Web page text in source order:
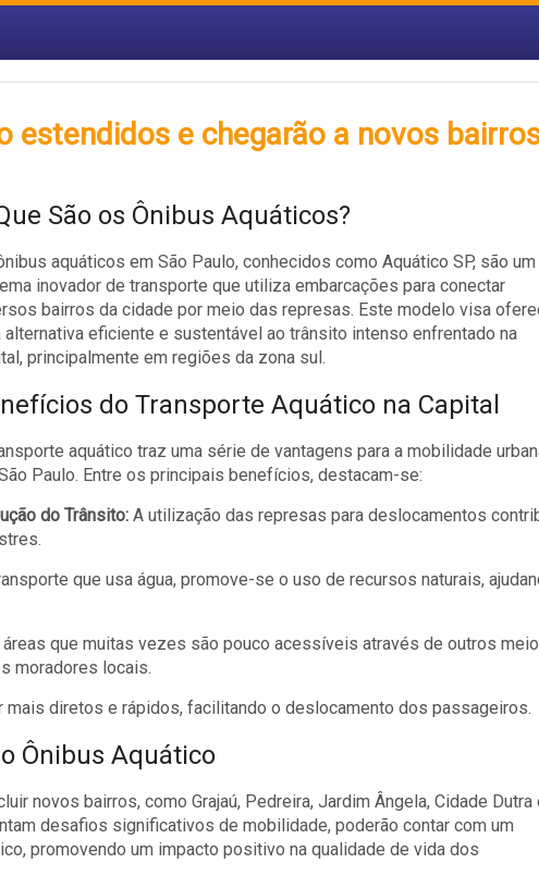
estendidos e chegarão a novos
São os Ônibus Aquáticos?
aquáticos em São Paulo, conhecidos como Aquático SP, são um
inovador de transporte que utiliza embarcações para conectar
bairros da cidade por meio das represas. Este modelo visa
alternativa eficiente e sustentável ao trânsito intenso enfrentado na
principalmente em regiões da zona sul.
do Transporte Aquático na Capital
aquático traz uma série de vantagens para a mobilidade
Paulo. Entre os principais benefícios, destacam-se:
do Trânsito: A utilização das represas para deslocamentos
que usa água, promove-se o uso de recursos naturais,
que muitas vezes são pouco acessíveis através de outros
moradores locais.
diretos e rápidos, facilitando o deslocamento dos passageiros.
Ônibus Aquático
novos bairros, como Grajaú, Pedreira, Jardim Ângela, Cidade Dutra
desafios significativos de mobilidade, poderão contar com um
promovendo um impacto positivo na qualidade de vida dos